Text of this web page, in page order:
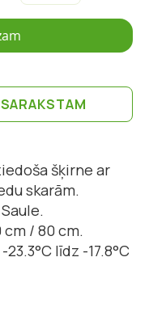
šķirne ar
skarām.
/ 80 cm.
līdz -17.8°C